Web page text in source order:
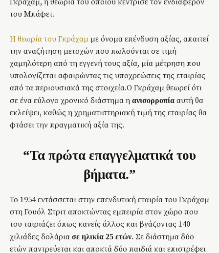
Γκράχαμ, η θεωρία του οποίου κέντρισε τον ενδιαφέρον
του Μπάφετ.
H θεωρία του Γκράχαμ με όνομα επένδυση αξίας, απαιτεί
την αναζήτηση μετοχών που πωλούνται σε τιμή
χαμηλότερη από τη εγγενή τους αξία, μία μέτρηση που
υπολογίζεται αφαιρώντας τις υποχρεώσεις της εταιρίας
από τα περιουσιακά της στοιχεία.Ο Γκράχαμ θεωρεί ότι
σε ένα εύλογο χρονικό διάστημα η ανισορροπία αυτή θα
εκλείψει, καθώς η χρηματιστηριακή τιμή της εταιρίας θα
φτάσει την πραγματική αξία της.
“Τα πρώτα επαγγελματικά του
βήματα.”
Το 1954 εντάσσεται στην επενδυτική εταιρία του Γκράχαμ
στη Γουόλ Στριτ αποκτώντας εμπειρία στον χώρο που
του ταιριάζει όπως κανείς άλλος και βγάζοντας 140
χιλιάδες δολάρια σε ηλικία 25 ετών. Σε διάστημα δύο
ετών παντρεύεται και αποκτά δύο παιδιά και επιστρέφει